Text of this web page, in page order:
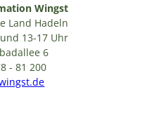
Wingst
Land Hadeln
13-17 Uhr
6
- 81 200